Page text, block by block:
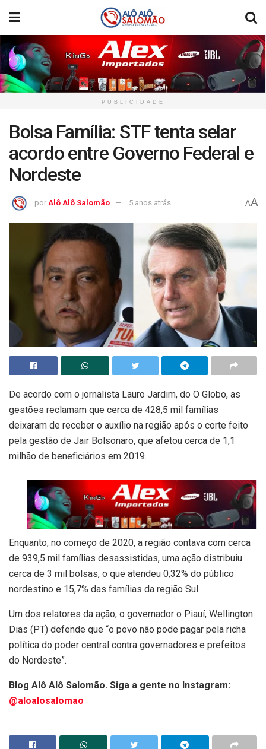
PUBLICIDADE
Bolsa Família: STF tenta selar
acordo entre Governo Federal e
Nordeste
por Alô Alô Salomão 5 anos atrás AA
De acordo com o jornalista Lauro Jardim, do O Globo, as
gestões reclamam que cerca de 428,5 mil famílias
deixaram de receber o auxílio na região após o corte feito
pela gestão de Jair Bolsonaro, que afetou cerca de 1,1
milhão de beneficiários em 2019.
Enquanto, no começo de 2020, a região contava com cerca
de 939,5 mil famílias desassistidas, uma ação distribuiu
cerca de 3 mil bolsas, o que atendeu 0,32% do público
nordestino e 15,7% das famílias da região Sul.
Um dos relatores da ação, o governador o Piauí, Wellington
Dias (PT) defende que “o povo não pode pagar pela richa
política do poder central contra governadores e prefeitos
do Nordeste”.
Blog Alô Alô Salomão. Siga a gente no Instagram:
@aloalosalomao